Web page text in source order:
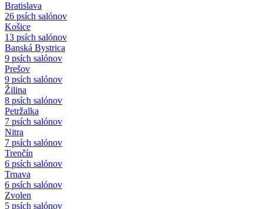
Bratislava
26 psích salónov
Košice
13 psích salónov
Banská Bystrica
9 psích salónov
Prešov
9 psích salónov
Žilina
8 psích salónov
Petržalka
7 psích salónov
Nitra
7 psích salónov
Trenčín
6 psích salónov
Trnava
6 psích salónov
Zvolen
5 psích salónov